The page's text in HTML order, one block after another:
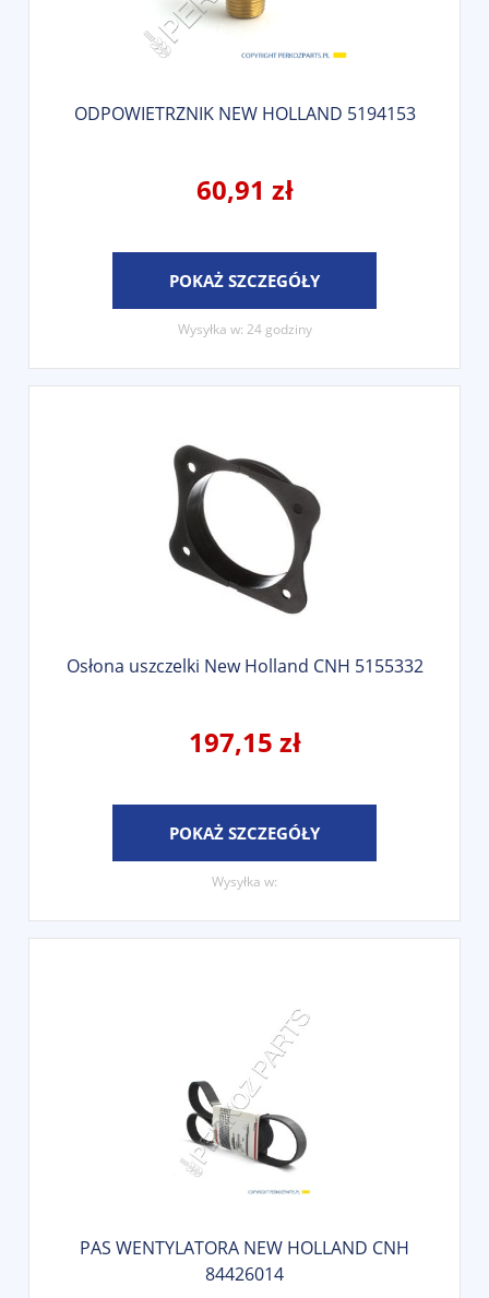
ODPOWIETRZNIK NEW HOLLAND 5194153
60,91 zł
POKAŻ SZCZEGÓŁY
Wysyłka w: 24 godziny
Osłona uszczelki New Holland CNH 5155332
197,15 zł
POKAŻ SZCZEGÓŁY
Wysyłka w:
PAS WENTYLATORA NEW HOLLAND CNH
84426014